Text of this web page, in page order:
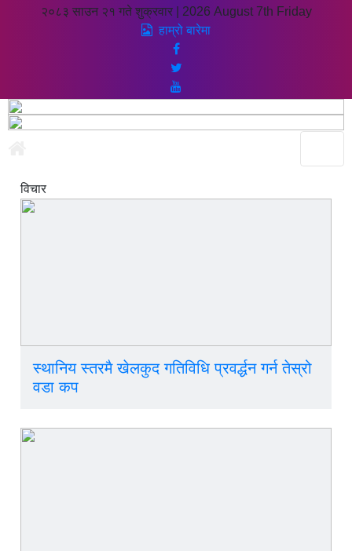
२०८३ साउन २१ गते शुक्रवार
2026 August 7th Friday
हाम्रो बारेमा
विचार
स्थानिय स्तरमै खेलकुद गतिविधि प्रवर्द्धन गर्न तेस्रो
वडा कप